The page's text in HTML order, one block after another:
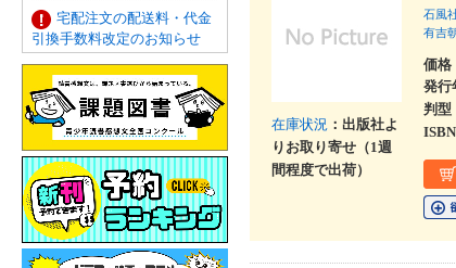
宅配注文の配送料・代金
引換手数料改定のお知らせ
在庫状況 ：出版社よ
りお取り寄せ（1週
間程度で出荷）
石風
有吉
価格
発行
判型
ISBN